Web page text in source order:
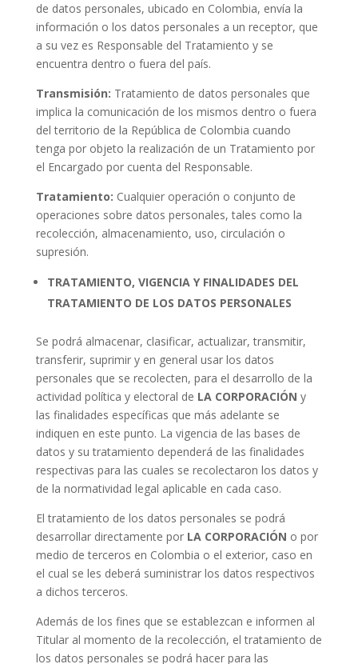
de datos personales, ubicado en Colombia, envía la
información o los datos personales a un receptor, que
a su vez es Responsable del Tratamiento y se
encuentra dentro o fuera del país.
Transmisión: Tratamiento de datos personales que
implica la comunicación de los mismos dentro o fuera
del territorio de la República de Colombia cuando
tenga por objeto la realización de un Tratamiento por
el Encargado por cuenta del Responsable.
Tratamiento: Cualquier operación o conjunto de
operaciones sobre datos personales, tales como la
recolección, almacenamiento, uso, circulación o
supresión.
TRATAMIENTO, VIGENCIA Y FINALIDADES DEL
TRATAMIENTO DE LOS DATOS PERSONALES
Se podrá almacenar, clasificar, actualizar, transmitir,
transferir, suprimir y en general usar los datos
personales que se recolecten, para el desarrollo de la
actividad política y electoral de LA CORPORACIÓN y
las finalidades específicas que más adelante se
indiquen en este punto. La vigencia de las bases de
datos y su tratamiento dependerá de las finalidades
respectivas para las cuales se recolectaron los datos y
de la normatividad legal aplicable en cada caso.
El tratamiento de los datos personales se podrá
desarrollar directamente por LA CORPORACIÓN o por
medio de terceros en Colombia o el exterior, caso en
el cual se les deberá suministrar los datos respectivos
a dichos terceros.
Además de los fines que se establezcan e informen al
Titular al momento de la recolección, el tratamiento de
los datos personales se podrá hacer para las